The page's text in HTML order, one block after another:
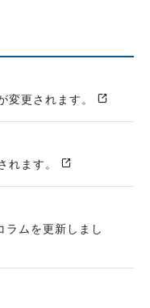
更されます。
ます。
ラムを更新しまし